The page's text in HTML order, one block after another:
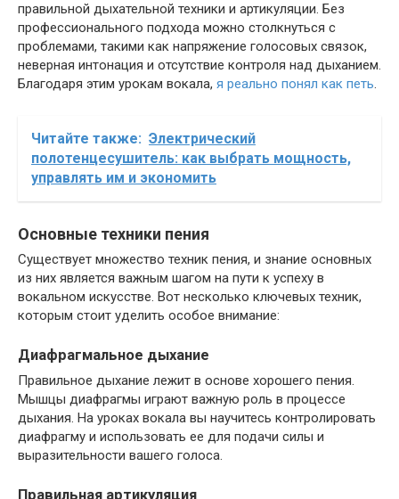
правильной дыхательной техники и артикуляции. Без
профессионального подхода можно столкнуться с
проблемами, такими как напряжение голосовых связок,
неверная интонация и отсутствие контроля над дыханием.
Благодаря этим урокам вокала, я реально понял как петь.
Читайте также: Электрический
полотенцесушитель: как выбрать мощность,
управлять им и экономить
Основные техники пения
Существует множество техник пения, и знание основных
из них является важным шагом на пути к успеху в
вокальном искусстве. Вот несколько ключевых техник,
которым стоит уделить особое внимание:
Диафрагмальное дыхание
Правильное дыхание лежит в основе хорошего пения.
Мышцы диафрагмы играют важную роль в процессе
дыхания. На уроках вокала вы научитесь контролировать
диафрагму и использовать ее для подачи силы и
выразительности вашего голоса.
Правильная артикуляция